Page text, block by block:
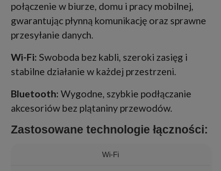
połączenie w biurze, domu i pracy mobilnej,
gwarantując płynną komunikację oraz sprawne
przesyłanie danych.
Wi-Fi: Swoboda bez kabli, szeroki zasięg i
stabilne działanie w każdej przestrzeni.
Bluetooth: Wygodne, szybkie podłączanie
akcesoriów bez plątaniny przewodów.
Zastosowane technologie łączności:
Wi-Fi